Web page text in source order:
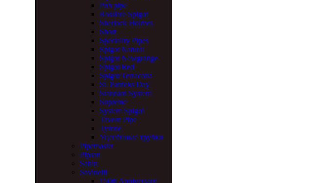
Pub pipe
Rosslare Spigot
Sherlock Holmes
Short
Speciality Pipes
Spigot Natural
Spigot Newgrange
Spigot Red
Spigot Terracotta
St. Patricks Day
Standard System
Supreme
System Spigot
Tavern Pipe
Tyrone
Уценённые трубки
Pipemaster
Pipsan
Sahin
Savinelli
150th Anniversary